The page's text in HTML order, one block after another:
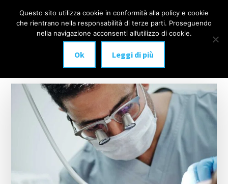
Additional
menu
IMPLANTOLOGIA
DENTALE
anche
carico
immediato!
Menu
Questo sito utilizza cookie in conformità alla policy e cookie
che rientrano nella responsabilità di terze parti. Proseguendo
nella navigazione acconsenti all’utilizzo di cookie.
Ok Leggi di più